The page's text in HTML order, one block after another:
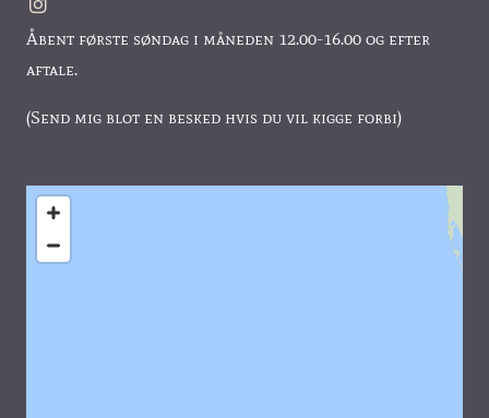
Åbent første søndag i måneden 12.00-16.00 og efter
aftale.
(Send mig blot en besked hvis du vil kigge forbi)